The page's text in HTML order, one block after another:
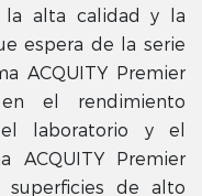
la alta calidad y la
espera de la serie
ACQUITY Premier
el rendimiento
laboratorio y el
ACQUITY Premier
de alto